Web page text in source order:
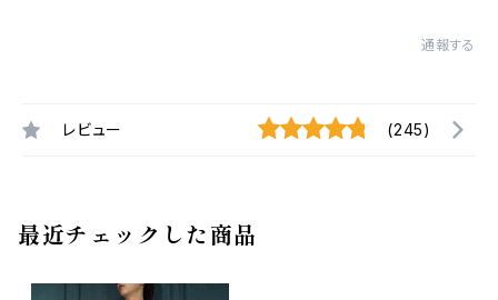
通報する
レビュー (245)
最近チェックした商品